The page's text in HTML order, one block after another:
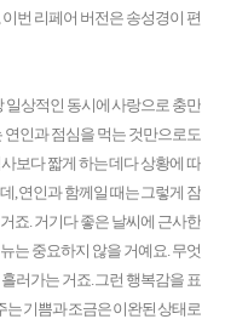
이번 리페어 버전은 송성경이 편
일상적인 동시에 사랑으로 충만
연인과 점심을 먹는 것만으로도
보다 짧게 하는 데다 상황에 따
, 연인과 함께일 때는 그렇게 잠
죠. 거기다 좋은 날씨에 근사한
는 중요하지 않을 거예요. 무엇
러가는 거죠. 그런 행복감을 표
기쁨과 조금은 이완된 상태로